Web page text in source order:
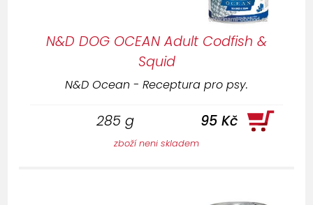
N&D DOG OCEAN Adult Codfish &
Squid
N&D Ocean - Receptura pro psy.
285 g 95 Kč
zboží neni skladem